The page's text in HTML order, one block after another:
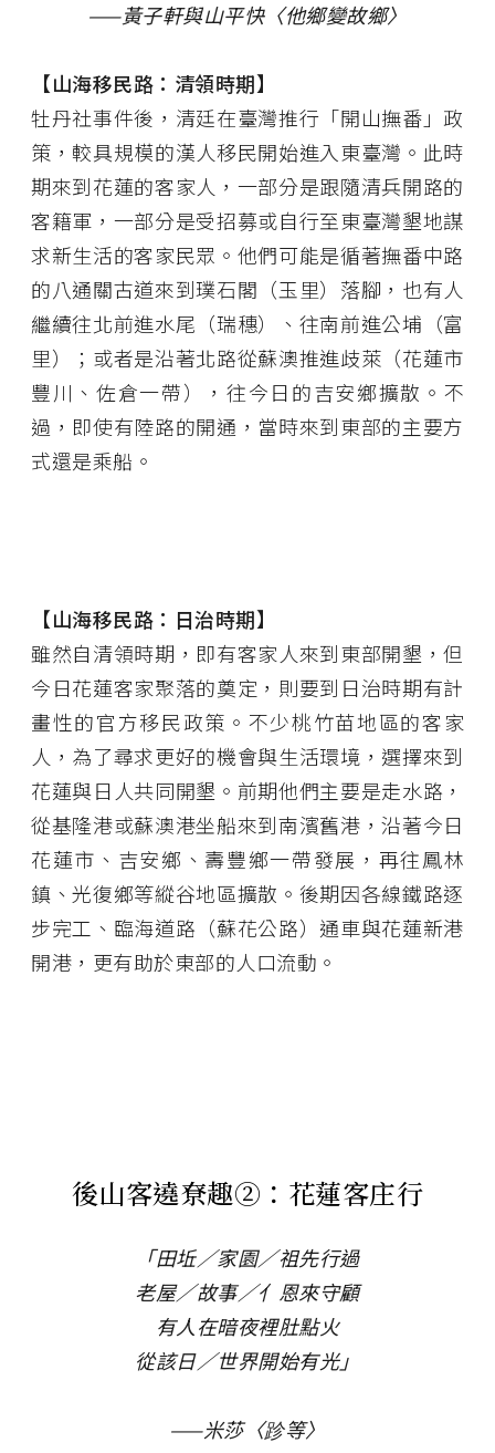
——黃子軒與山平快〈他鄉變故鄉〉
【山海移民路：清領時期】
牡丹社事件後，清廷在臺灣推行「開山撫番」政
策，較具規模的漢人移民開始進入東臺灣。此時
期來到花蓮的客家人，一部分是跟隨清兵開路的
客籍軍，一部分是受招募或自行至東臺灣墾地謀
求新生活的客家民眾。他們可能是循著撫番中路
的八通關古道來到璞石閣（玉里）落腳，也有人
繼續往北前進水尾（瑞穗）、往南前進公埔（富
里）；或者是沿著北路從蘇澳推進歧萊（花蓮市
豐川、佐倉一帶），往今日的吉安鄉擴散。不
過，即使有陸路的開通，當時來到東部的主要方
式還是乘船。
【山海移民路：日治時期】
雖然自清領時期，即有客家人來到東部開墾，但
今日花蓮客家聚落的奠定，則要到日治時期有計
畫性的官方移民政策。不少桃竹苗地區的客家
人，為了尋求更好的機會與生活環境，選擇來到
花蓮與日人共同開墾。前期他們主要是走水路，
從基隆港或蘇澳港坐船來到南濱舊港，沿著今日
花蓮市、吉安鄉、壽豐鄉一帶發展，再往鳳林
鎮、光復鄉等縱谷地區擴散。後期因各線鐵路逐
步完工、臨海道路（蘇花公路）通車與花蓮新港
開港，更有助於東部的人口流動。
後山客遶尞趣②：花蓮客庄行
「田坵／家園／祖先行過
老屋／故事／亻恩來守顧
有人在暗夜裡肚點火
從該日／世界開始有光」
——米莎〈跈等〉